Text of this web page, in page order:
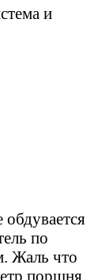
и
обдувается
по
Жаль что
поршня.